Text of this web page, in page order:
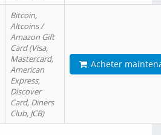
Bitcoin,
Altcoins /
Amazon Gift
Card (Visa,
Mastercard,
American
Express,
Discover
Card, Diners
Club, JCB)
Acheter